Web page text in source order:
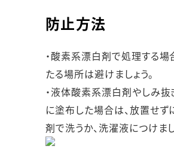
防止方法
・酸素系漂白剤で処理する場
たる場所は避けましょう。
・液体酸素系漂白剤やしみ
に塗布した場合は、放置せず
剤で洗うか、洗濯液につけまし